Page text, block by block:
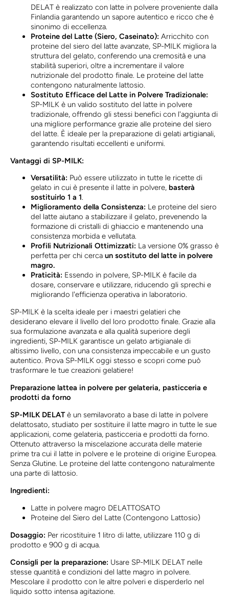
DELAT è realizzato con latte in polvere proveniente dalla
Finlandia garantendo un sapore autentico e ricco che è
sinonimo di eccellenza.
Proteine del Latte (Siero, Caseinato): Arricchito con
proteine del siero del latte avanzate, SP-MILK migliora la
struttura del gelato, conferendo una cremosità e una
stabilità superiori, oltre a incrementare il valore
nutrizionale del prodotto finale. Le proteine del latte
contengono naturalmente lattosio.
Sostituto Efficace del Latte in Polvere Tradizionale:
SP-MILK è un valido sostituto del latte in polvere
tradizionale, offrendo gli stessi benefici con l'aggiunta di
una migliore performance grazie alle proteine del siero
del latte. È ideale per la preparazione di gelati artigianali,
garantendo risultati eccellenti e uniformi.
Vantaggi di SP-MILK:
Versatilità: Può essere utilizzato in tutte le ricette di
gelato in cui è presente il latte in polvere, basterà
sostituirlo 1 a 1.
Miglioramento della Consistenza: Le proteine del siero
del latte aiutano a stabilizzare il gelato, prevenendo la
formazione di cristalli di ghiaccio e mantenendo una
consistenza morbida e vellutata.
Profili Nutrizionali Ottimizzati: La versione 0% grasso è
perfetta per chi cerca un sostituto del latte in polvere
magro.
Praticità: Essendo in polvere, SP-MILK è facile da
dosare, conservare e utilizzare, riducendo gli sprechi e
migliorando l'efficienza operativa in laboratorio.
SP-MILK è la scelta ideale per i maestri gelatieri che
desiderano elevare il livello del loro prodotto finale. Grazie alla
sua formulazione avanzata e alla qualità superiore degli
ingredienti, SP-MILK garantisce un gelato artigianale di
altissimo livello, con una consistenza impeccabile e un gusto
autentico. Prova SP-MILK oggi stesso e scopri come può
trasformare le tue creazioni gelatiere!
Preparazione lattea in polvere per gelateria, pasticceria e
prodotti da forno
SP-MILK DELATè un semilavorato a base di latte in polvere
delattosato, studiato per sostituire il latte magro in tutte le sue
applicazioni, come gelateria, pasticceria e prodotti da forno.
Ottenuto attraverso la miscelazione accurata delle materie
prime tra cui il latte in polvere e le proteine di origine Europea.
Senza Glutine. Le proteine del latte contengono naturalmente
una parte di lattosio.
Ingredienti:
Latte in polvere magro DELATTOSATO
Proteine del Siero del Latte (Contengono Lattosio)
Dosaggio: Per ricostituire 1 litro di latte, utilizzare 110 g di
prodotto e 900 g di acqua.
Consigli per la preparazione: Usare SP-MILK DELAT nelle
stesse quantità e condizioni del latte magro in polvere.
Mescolare il prodotto con le altre polveri e disperderlo nel
liquido sotto intensa agitazione.